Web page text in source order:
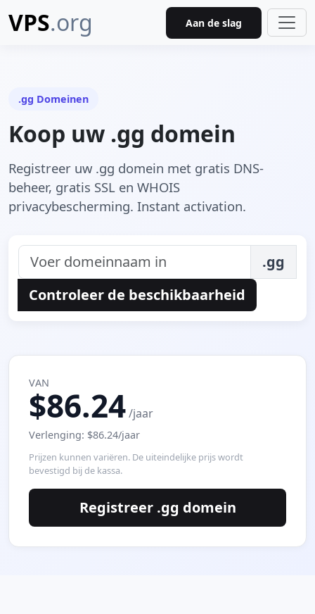
VPS.org Aan de slag
.gg Domeinen
Koop uw .gg domein
Registreer uw .gg domein met gratis DNS-
beheer, gratis SSL en WHOIS
privacybescherming. Instant activation.
.gg
Controleer de beschikbaarheid
VAN
$86.24/jaar
Verlenging: $86.24/jaar
Prijzen kunnen variëren. De uiteindelijke prijs wordt
bevestigd bij de kassa.
Registreer .gg domein